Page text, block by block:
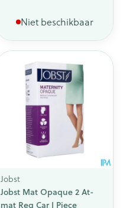
Niet beschikbaar
Jobst
Jobst Mat Opaque 2 At-
mat Reg Car I Piece